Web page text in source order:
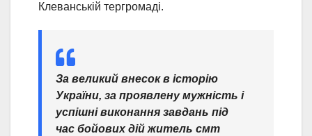
Клеванській тергромаді.
За великий внесок в історію
України, за проявлену мужність і
успішні виконання завдань під
час бойових дій житель смт